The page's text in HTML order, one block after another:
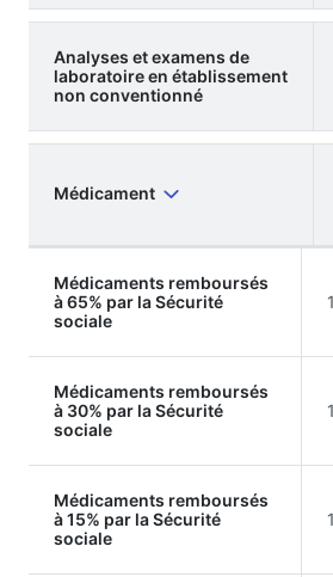
Analyses et examens de
laboratoire en établissement
non conventionné
Médicament
Médicaments remboursés
à 65% par la Sécurité
sociale
Médicaments remboursés
à 30% par la Sécurité
sociale
Médicaments remboursés
à 15% par la Sécurité
sociale